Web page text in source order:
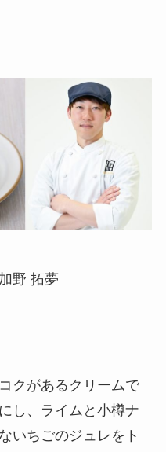
野 拓夢
クがあるクリームで
し、ライムと小樽ナ
いちごのジュレをト